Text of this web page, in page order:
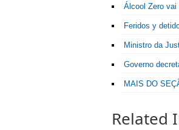
Álcool Zero vai
Feridos y
Ministro da
Governo
MAIS DO
Related